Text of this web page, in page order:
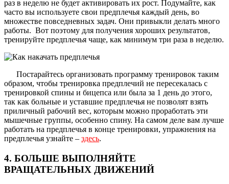
раз в неделю не будет активировать их рост. Подумайте, как
часто вы используете свои предплечья каждый день, во
множестве повседневных задач. Они привыкли делать много
работы. Вот поэтому для получения хороших результатов,
тренируйте предплечья чаще, как минимум три раза в неделю.
Постарайтесь организовать программу тренировок таким
образом, чтобы тренировка предплечий не пересекалась с
тренировкой спины и бицепса или была за 1 день до этого,
так как больные и уставшие предплечья не позволят взять
приличный рабочий вес, которым можно проработать эти
мышечные группы, особенно спину. На самом деле вам лучше
работать на предплечья в конце тренировки, упражнения на
предплечья узнайте – здесь.
4. БОЛЬШЕ ВЫПОЛНЯЙТЕ
ВРАЩАТЕЛЬНЫХ ДВИЖЕНИЙ